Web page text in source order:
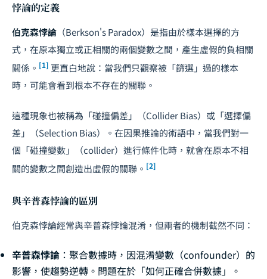
悖論的定義
伯克森悖論 （Berkson's Paradox）是指由於樣本選擇的方
式，在原本獨立或正相關的兩個變數之間，產生虛假的負相關
關係。 [1] 更直白地說：當我們只觀察被「篩選」過的樣本
時，可能會看到根本不存在的關聯。
這種現象也被稱為「碰撞偏差」（Collider Bias）或「選擇偏
差」（Selection Bias）。在因果推論的術語中，當我們對一
個「碰撞變數」（collider）進行條件化時，就會在原本不相
關的變數之間創造出虛假的關聯。 [2]
與辛普森悖論的區別
伯克森悖論經常與辛普森悖論混淆，但兩者的機制截然不同：
辛普森悖論 ：聚合數據時，因混淆變數（confounder）的
影響，使趨勢逆轉。問題在於「如何正確合併數據」。